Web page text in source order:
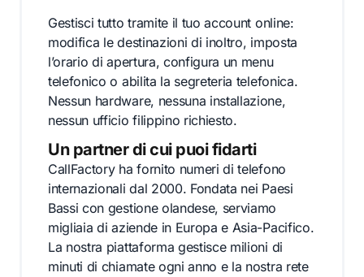
Gestisci tutto tramite il tuo account online:
modifica le destinazioni di inoltro, imposta
l’orario di apertura, configura un menu
telefonico o abilita la segreteria telefonica.
Nessun hardware, nessuna installazione,
nessun ufficio filippino richiesto.
Un partner di cui puoi fidarti
CallFactory ha fornito numeri di telefono
internazionali dal 2000. Fondata nei Paesi
Bassi con gestione olandese, serviamo
migliaia di aziende in Europa e Asia-Pacifico.
La nostra piattaforma gestisce milioni di
minuti di chiamate ogni anno e la nostra rete